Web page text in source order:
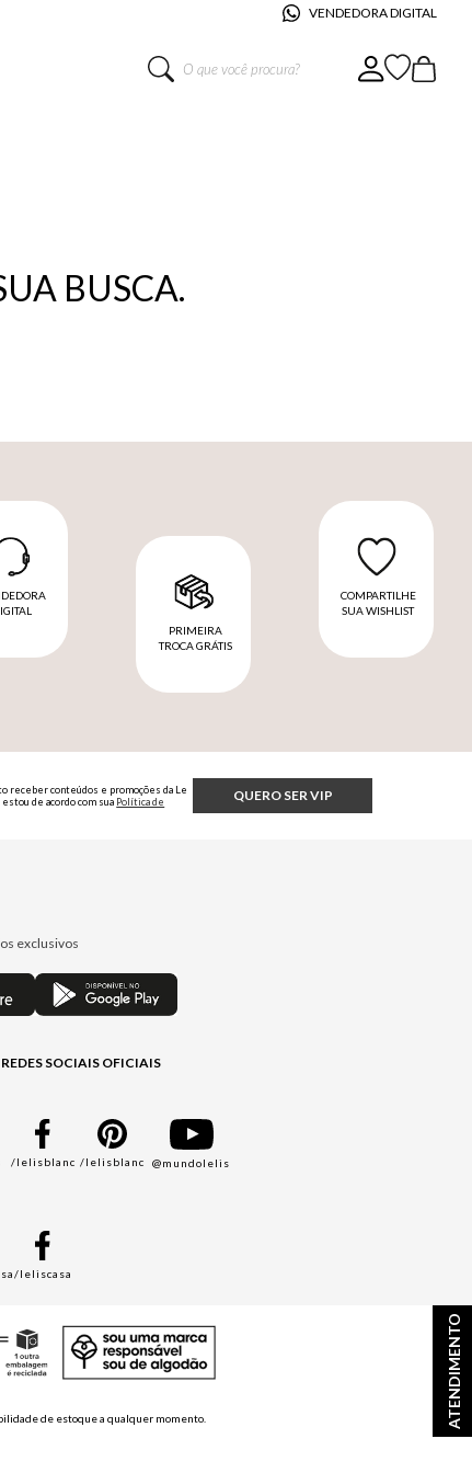
VENDEDORA DIGITAL
ATENDIMENTO
O que você procura?
BUSCA.
PRIMEIRA
TROCA GRÁTIS
COMPARTILHE
SUA WISHLIST
QUERO SER VIP
receber conteúdos e promoções da Le
estou de acordo com sua Política de
exclusivos
SOCIAIS OFICIAIS
/lelisblanc /lelisblanc @mundolelis
/leliscasa
de estoque a qualquer momento.